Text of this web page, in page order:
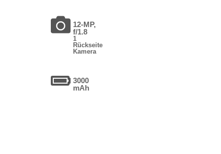
12-MP,
f/1.8
1
Rückseite
Kamera
3000
mAh